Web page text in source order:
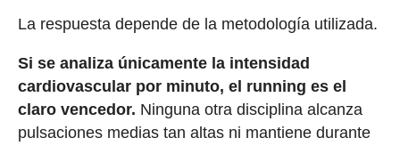
La respuesta depende de la metodología utilizada.
Si se analiza únicamente la intensidad
cardiovascular por minuto, el running es el
claro vencedor. Ninguna otra disciplina alcanza
pulsaciones medias tan altas ni mantiene durante